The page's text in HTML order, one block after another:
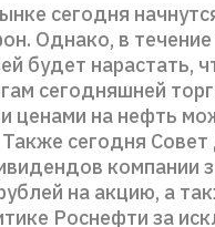
сегодня
Однако, в
будет нарастать,
сегодняшней
ценами на нефть
сегодня
компании
на акцию, а
Роснефти за